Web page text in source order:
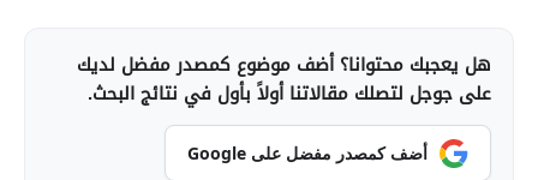
هل يعجبك محتوانا؟ أضف موضوع كمصدر مفضل لديك
على جوجل لتصلك مقالاتنا أولاً بأول في نتائج البحث.
أضف كمصدر مفضل على Google